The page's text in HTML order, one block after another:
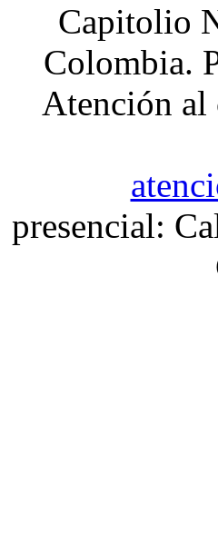
Capitolio
Colombia.
Atención al
presencial: